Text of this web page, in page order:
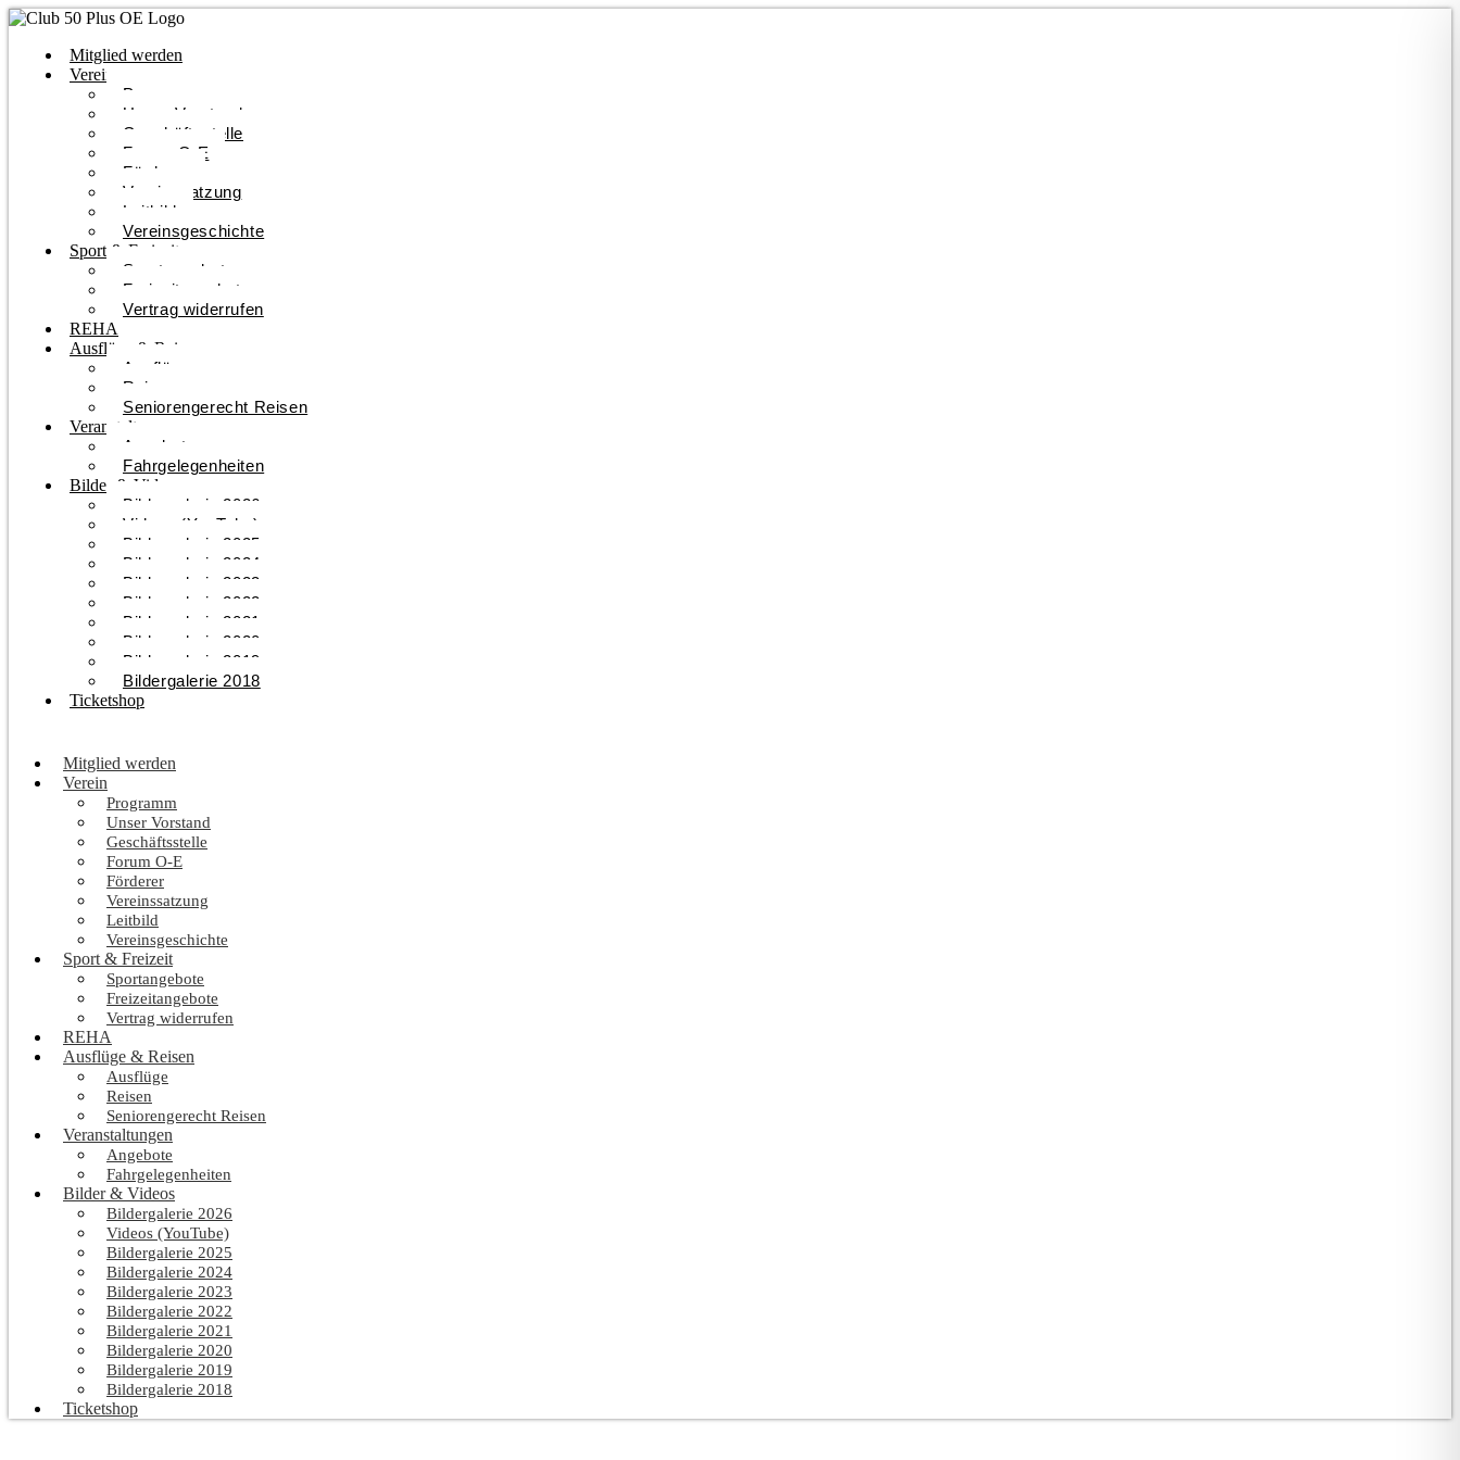
Mitglied werden
Verein
Programm
Unser Vorstand
Geschäftsstelle
Forum O-E
Förderer
Vereinssatzung
Leitbild
Vereinsgeschichte
Sport & Freizeit
Sportangebote
Freizeitangebote
Vertrag widerrufen
REHA
Ausflüge & Reisen
Ausflüge
Reisen
Seniorengerecht Reisen
Veranstaltungen
Angebote
Fahrgelegenheiten
Bilder & Videos
Bildergalerie 2026
Videos (YouTube)
Bildergalerie 2025
Bildergalerie 2024
Bildergalerie 2023
Bildergalerie 2022
Bildergalerie 2021
Bildergalerie 2020
Bildergalerie 2019
Bildergalerie 2018
Ticketshop
Mitglied werden
Verein
Programm
Unser Vorstand
Geschäftsstelle
Forum O-E
Förderer
Vereinssatzung
Leitbild
Vereinsgeschichte
Sport & Freizeit
Sportangebote
Freizeitangebote
Vertrag widerrufen
REHA
Ausflüge & Reisen
Ausflüge
Reisen
Seniorengerecht Reisen
Veranstaltungen
Angebote
Fahrgelegenheiten
Bilder & Videos
Bildergalerie 2026
Videos (YouTube)
Bildergalerie 2025
Bildergalerie 2024
Bildergalerie 2023
Bildergalerie 2022
Bildergalerie 2021
Bildergalerie 2020
Bildergalerie 2019
Bildergalerie 2018
Ticketshop